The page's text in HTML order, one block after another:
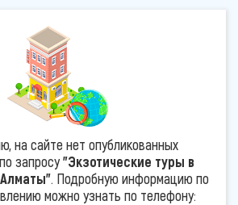
на сайте нет опубликованных
запросу"Экзотические туры в
. Подробную информацию по
можно узнать по телефону: